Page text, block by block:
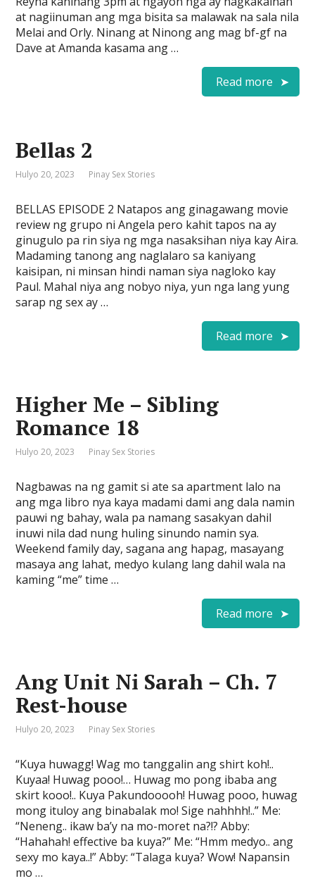
at nagiinuman ang mga bisita sa malawak na sala nila
Melai and Orly. Ninang at Ninong ang mag bf-gf na
Dave at Amanda kasama ang …
Read more
Bellas 2
Hulyo 20, 2023 Pinay Sex Stories
BELLAS EPISODE 2 Natapos ang ginagawang movie
review ng grupo ni Angela pero kahit tapos na ay
ginugulo pa rin siya ng mga nasaksihan niya kay Aira.
Madaming tanong ang naglalaro sa kaniyang
kaisipan, ni minsan hindi naman siya nagloko kay
Paul. Mahal niya ang nobyo niya, yun nga lang yung
sarap ng sex ay …
Read more
Higher Me – Sibling
Romance 18
Hulyo 20, 2023 Pinay Sex Stories
Nagbawas na ng gamit si ate sa apartment lalo na
ang mga libro nya kaya madami dami ang dala namin
pauwi ng bahay, wala pa namang sasakyan dahil
inuwi nila dad nung huling sinundo namin sya.
Weekend family day, sagana ang hapag, masayang
masaya ang lahat, medyo kulang lang dahil wala na
kaming “me” time …
Read more
Ang Unit Ni Sarah – Ch. 7
Rest-house
Hulyo 20, 2023 Pinay Sex Stories
“Kuya huwagg! Wag mo tanggalin ang shirt koh!..
Kuyaa! Huwag pooo!… Huwag mo pong ibaba ang
skirt kooo!.. Kuya Pakundooooh! Huwag pooo, huwag
mong ituloy ang binabalak mo! Sige nahhhh!..” Me:
“Neneng.. ikaw ba’y na mo-moret na?!? Abby:
“Hahahah! effective ba kuya?” Me: “Hmm medyo.. ang
sexy mo kaya..!” Abby: “Talaga kuya? Wow! Napansin
mo …